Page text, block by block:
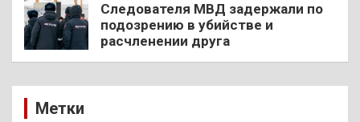
Следователя МВД задержали по
подозрению в убийстве и
расчленении друга
Метки